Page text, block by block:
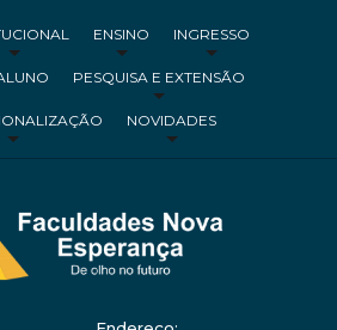
ENSINO INGRESSO
PESQUISA E EXTENSÃO
NOVIDADES